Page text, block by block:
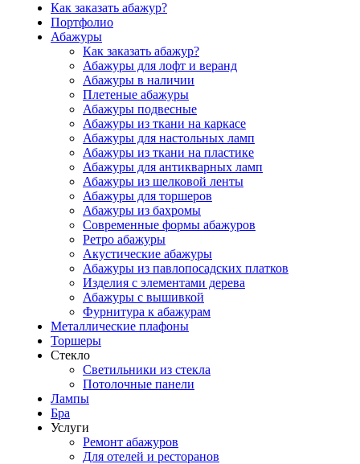
Как заказать абажур?
Портфолио
Абажуры
Как заказать абажур?
Абажуры для лофт и веранд
Абажуры в наличии
Плетеные абажуры
Абажуры подвесные
Абажуры из ткани на каркасе
Абажуры для настольных ламп
Абажуры из ткани на пластике
Абажуры для антикварных ламп
Абажуры из шелковой ленты
Абажуры для торшеров
Абажуры из бахромы
Современные формы абажуров
Ретро абажуры
Акустические абажуры
Абажуры из павлопосадских платков
Изделия с элементами дерева
Абажуры с вышивкой
Фурнитура к абажурам
Металлические плафоны
Торшеры
Стекло
Светильники из стекла
Потолочные панели
Лампы
Бра
Услуги
Ремонт абажуров
Для отелей и ресторанов